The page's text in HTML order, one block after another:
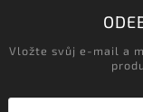
Vložte svůj e-mail a